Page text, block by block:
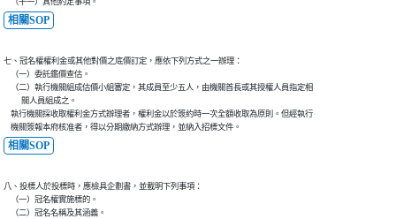
    （十一）其他約定事項。
相關SOP
七、冠名權權利金或其他對價之底價訂定，應依下列方式之一辦理：
    （一）委託鑑價查估。
    （二）執行機關組成估價小組審定，其成員至少五人，由機關首長或其授權人員指定相
          關人員組成之。
    執行機關採收取權利金方式辦理者，權利金以於簽約時一次全額收取為原則。但經執行
    機關簽報本府核准者，得以分期繳納方式辦理，並納入招標文件。
相關SOP
八、投標人於投標時，應檢具企劃書，並載明下列事項：
    （一）冠名權實施標的。
    （二）冠名名稱及其涵義。